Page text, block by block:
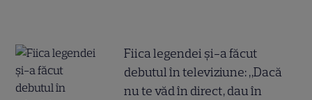
Fiica legendei și-a făcut
debutul în televiziune: „Dacă
nu te văd în direct, dau în